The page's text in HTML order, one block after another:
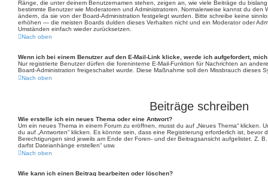
Ränge, die unter deinem Benutzernamen stehen, zeigen an, wie viele Beiträge du
bestimmte Benutzer wie Moderatoren und Administratoren. Normalerweise kannst du den
ändern, da sie von der Board-Administration festgelegt wurden. Bitte schreibe keine
erhöhen — die meisten Boards dulden dieses Verhalten nicht und ein Moderator oder
Umständen einfach wieder zurücksetzen.
Nach oben
Wenn ich bei einem Benutzer auf den E-Mail-Link klicke, werde ich aufgefordert,
Nur registrierte Benutzer dürfen die foreninterne E-Mail-Funktion für Nachrichten an
Board-Administration freigeschaltet wurde. Diese Maßnahme soll den Missbrauch dieses
Nach oben
Beiträge schreiben
Wie erstelle ich ein neues Thema oder eine Antwort?
Um ein neues Thema in einem Forum zu eröffnen, musst du auf „Neues Thema“ klicken.
du auf „Antworten“ klicken. Es könnte sein, dass eine Registrierung erforderlich ist, bevor
Berechtigungen sind jeweils am Ende der Foren- und der Beitragsansicht aufgelistet. Z. B.
darfst Dateianhänge erstellen“ usw.
Nach oben
Wie kann ich einen Beitrag bearbeiten oder löschen?